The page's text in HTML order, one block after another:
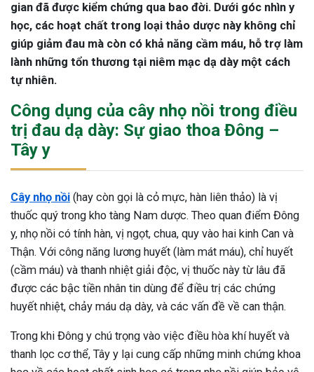
gian đã được kiểm chứng qua bao đời. Dưới góc nhìn y
học, các hoạt chất trong loại thảo dược này không chỉ
giúp giảm đau mà còn có khả năng cầm máu, hỗ trợ làm
lành những tổn thương tại niêm mạc dạ dày một cách
tự nhiên.
Công dụng của cây nhọ nồi trong điều
trị đau dạ dày: Sự giao thoa Đông –
Tây y
Cây nhọ nồi (hay còn gọi là cỏ mực, hàn liên thảo) là vị
thuốc quý trong kho tàng Nam dược. Theo quan điểm Đông
y, nhọ nồi có tính hàn, vị ngọt, chua, quy vào hai kinh Can và
Thận. Với công năng lương huyết (làm mát máu), chỉ huyết
(cầm máu) và thanh nhiệt giải độc, vị thuốc này từ lâu đã
được các bậc tiền nhân tin dùng để điều trị các chứng
huyết nhiệt, chảy máu dạ dày, và các vấn đề về can thận.
Trong khi Đông y chú trọng vào việc điều hòa khí huyết và
thanh lọc cơ thể, Tây y lại cung cấp những minh chứng khoa